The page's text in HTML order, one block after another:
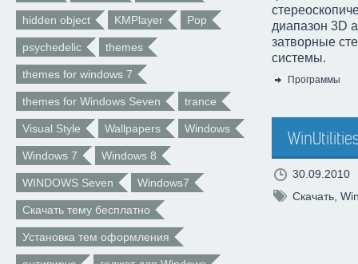
hidden object KMPlayer Pop
psychedelic themes
themes for windows 7
themes for Windows Seven trance
Visual Style Wallpapers Windows
Windows 7 Windows 8
WINDOWS Seven Windows7
Скачать тему бесплатно
Установка тем оформления
диапазон 3D
затворные
системы.
Программы
30.09.2010
Скачать